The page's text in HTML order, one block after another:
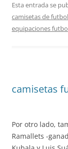
Esta entrada se
camisetas de
equipaciones
camisetas
Por otro lado,
Ramallets -